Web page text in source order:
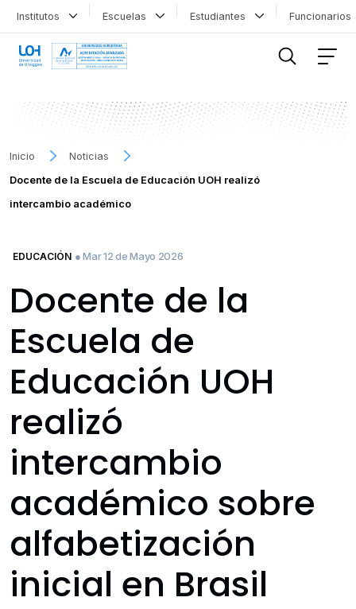
Institutos Escuelas Estudiantes
Inicio
Noticias
Docente de la Escuela de Educación UOH realizó
intercambio académico
EDUCACIÓN ● Mar 12 de Mayo 2026
Docente de la
Escuela de
Educación UOH
realizó
intercambio
académico sobre
alfabetización
inicial en Brasil